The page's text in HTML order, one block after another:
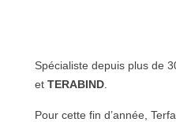
Spécialiste depuis plus de
et TERABIND.
Pour cette fin d’année,